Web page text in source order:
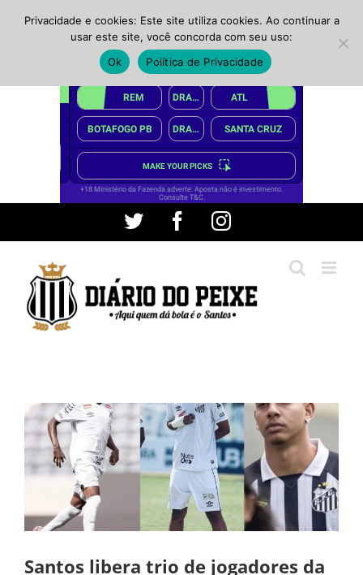
conteúdo
Twitter FacebookInstagram
Santos libera trio de jogadores da
Privacidade e cookies: Este site utiliza cookies. Ao continuar a
usar este site, você concorda com seu uso:
Ok
Política de Privacidade